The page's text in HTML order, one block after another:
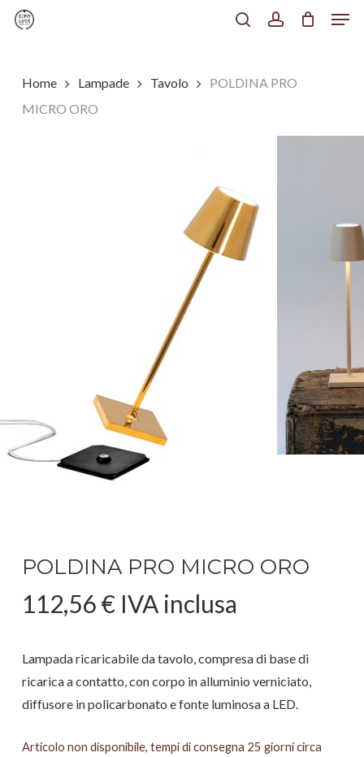
Skip
content
Home Lampade Tavolo
POLDINA PRO
MICRO ORO
POLDINA PRO MICRO ORO
112,56€ IVA inclusa
Lampada ricaricabile da tavolo, compresa di base di
ricarica a contatto, con corpo in alluminio verniciato,
diffusore in policarbonato e fonte luminosa a LED.
Articolo non disponibile, tempi di consegna 25 giorni circa